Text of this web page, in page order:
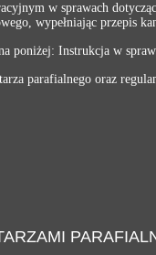
w sprawach
wypełniając przepis
poniżej: Instrukcja w
parafialnego oraz